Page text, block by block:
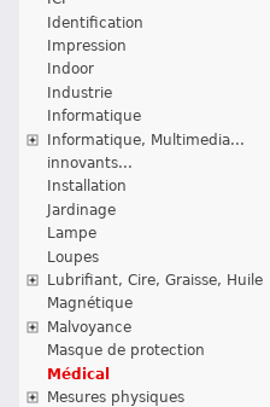
Identification
Impression
Indoor
Industrie
Informatique
Informatique, Multimedia...
innovants...
Installation
Jardinage
Lampe
Loupes
Lubrifiant, Cire, Graisse, Huile
Magnétique
Malvoyance
Masque de protection
Médical
Mesures physiques